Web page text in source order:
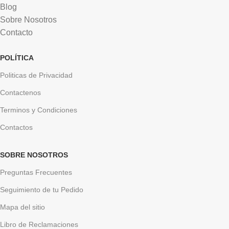
Blog
Sobre Nosotros
Contacto
POLÍTICA
Politicas de Privacidad
Contactenos
Terminos y Condiciones
Contactos
SOBRE NOSOTROS
Preguntas Frecuentes
Seguimiento de tu Pedido
Mapa del sitio
Libro de Reclamaciones